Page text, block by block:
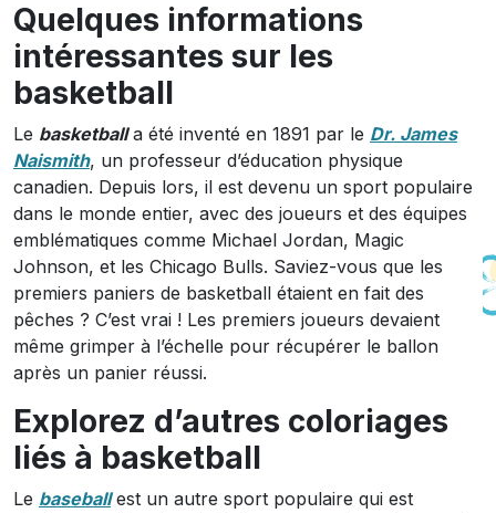
Quelques informations
intéressantes sur les
basketball
Le basketballa été inventé en 1891 par le Dr. James
Naismith, un professeur d’éducation physique
canadien. Depuis lors, il est devenu un sport populaire
dans le monde entier, avec des joueurs et des équipes
emblématiques comme Michael Jordan, Magic
Johnson, et les Chicago Bulls. Saviez-vous que les
premiers paniers de basketball étaient en fait des
pêches ? C’est vrai ! Les premiers joueurs devaient
même grimper à l’échelle pour récupérer le ballon
après un panier réussi.
Explorez d’autres coloriages
liés à basketball
Le baseballest un autre sport populaire qui est